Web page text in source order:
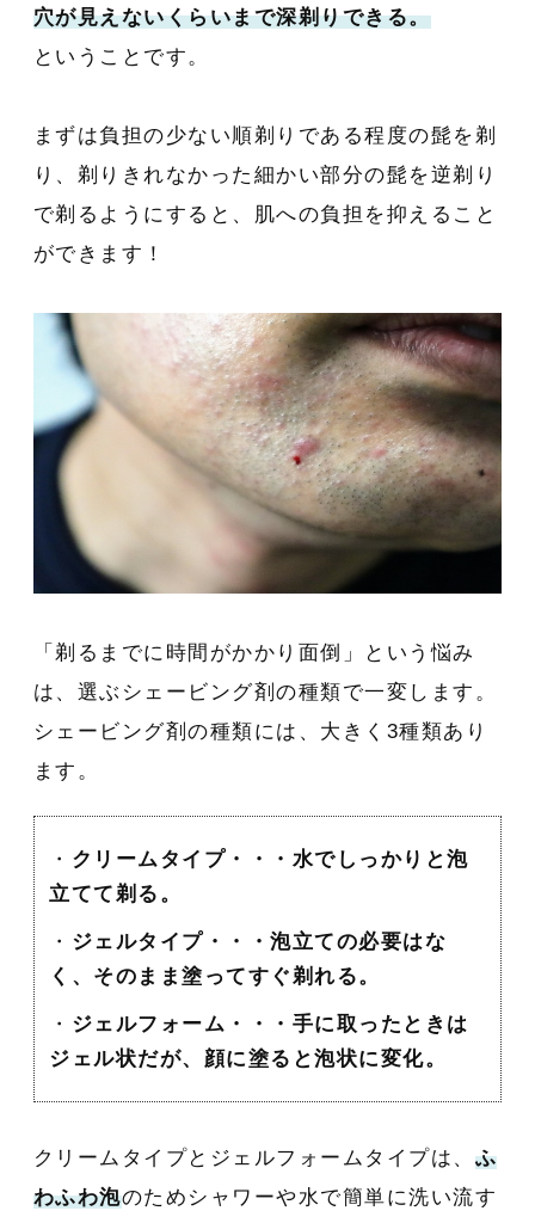
穴が見えないくらいまで深剃りできる。
ということです。
まずは負担の少ない順剃りである程度の髭を剃
り、剃りきれなかった細かい部分の髭を逆剃り
で剃るようにすると、肌への負担を抑えること
ができます！
「剃るまでに時間がかかり面倒」という悩み
は、選ぶシェービング剤の種類で一変します。
シェービング剤の種類には、大きく3種類あり
ます。
・ クリームタイプ・・・水でしっかりと泡
立てて剃る。
・ ジェルタイプ・・・泡立ての必要はな
く、そのまま塗ってすぐ剃れる。
・ ジェルフォーム・・・手に取ったときは
ジェル状だが、顔に塗ると泡状に変化。
クリームタイプとジェルフォームタイプは、 ふ
わふわ泡のためシャワーや水で簡単に洗い流す